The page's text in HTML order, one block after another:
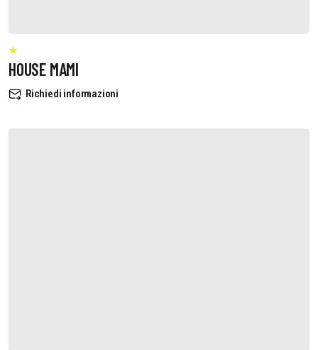
HOUSE MAMI
Richiedi informazioni